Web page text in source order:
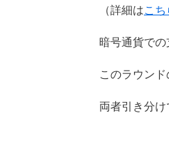
（詳細はこち
暗号通貨で
このラウン
両者引き分け